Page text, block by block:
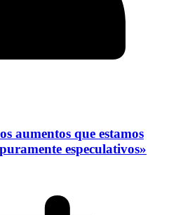
aumentos que estamos
especulativos»